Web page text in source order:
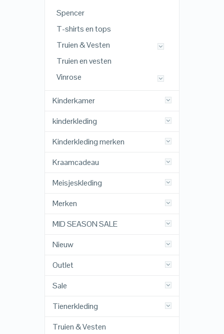
Spencer
T-shirts en tops
Truien & Vesten
Truien en vesten
Vinrose
Kinderkamer
kinderkleding
Kinderkleding merken
Kraamcadeau
Meisjeskleding
Merken
MID SEASON SALE
Nieuw
Outlet
Sale
Tienerkleding
Truien & Vesten